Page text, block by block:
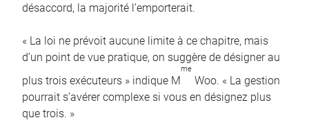
désaccord, la majorité l’emporterait.
« La loi ne prévoit aucune limite à ce chapitre, mais
d’un point de vue pratique, on suggère de désigner au
plus trois exécuteurs » indique M
me
Woo. « La gestion
pourrait s’avérer complexe si vous en désignez plus
que trois. »